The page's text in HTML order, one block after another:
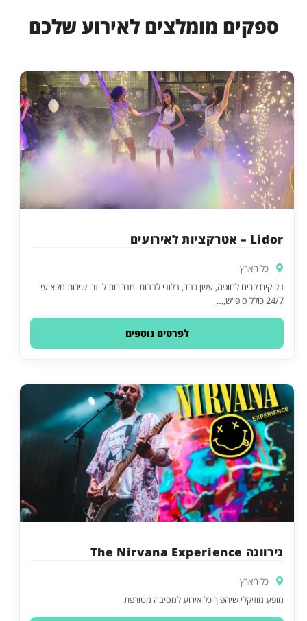
ספקים מומלצים לאירוע שלכם
Lidor – אטרקציות לאירועים
כל הארץ
זיקוקים קרים לחופה, עשן כבד, בלוני לבבות ומנהרות לייזר. שירות מקצועי
24/7 כולל סופ"ש,…
לפרטים נוספים
נירוונה The Nirvana Experience
כל הארץ
מופע מוזיקלי שיהפוך כל אירוע למסיבה מטורפת